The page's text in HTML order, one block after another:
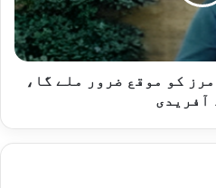
کو موقع ضرور ملے گا،
آفریدی